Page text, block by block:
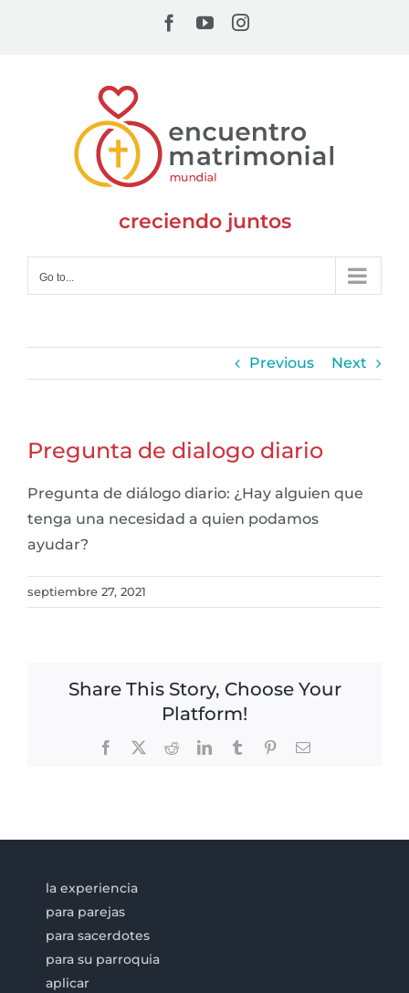
Facebook
YouTubeInstagram
creciendo juntos
Go to...
Previous Next
Pregunta de dialogo diario
Pregunta de diálogo diario: ¿Hay alguien que
tenga una necesidad a quien podamos
ayudar?
septiembre 27, 2021
Share This Story, Choose Your
Platform!
Facebook RedditLinkedInTumblr PinterestEmail
la experiencia
para parejas
para sacerdotes
para su parroquia
aplicar